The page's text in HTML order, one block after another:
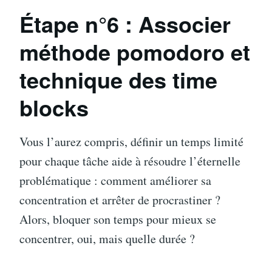
Étape n°6 : Associer
méthode pomodoro et
technique des time
blocks
Vous l’aurez compris, définir un temps limité
pour chaque tâche aide à résoudre l’éternelle
problématique : comment améliorer sa
concentration et arrêter de procrastiner ?
Alors, bloquer son temps pour mieux se
concentrer, oui, mais quelle durée ?